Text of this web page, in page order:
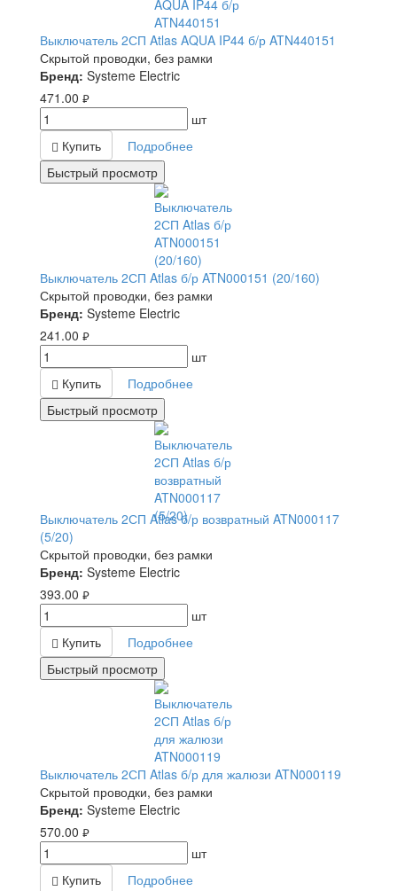
Выключатель 2СП Atlas AQUA IP44 б/р ATN440151
Скрытой проводки, без рамки
Бренд: Systeme Electric
471.00 руб.
шт
Купить
Подробнее
Быстрый просмотр
Выключатель 2СП Atlas б/р ATN000151 (20/160)
Скрытой проводки, без рамки
Бренд: Systeme Electric
241.00 руб.
шт
Купить
Подробнее
Быстрый просмотр
Выключатель 2СП Atlas б/р возвратный ATN000117
(5/20)
Скрытой проводки, без рамки
Бренд: Systeme Electric
393.00 руб.
шт
Купить
Подробнее
Быстрый просмотр
Выключатель 2СП Atlas б/р для жалюзи ATN000119
Скрытой проводки, без рамки
Бренд: Systeme Electric
570.00 руб.
шт
Купить
Подробнее